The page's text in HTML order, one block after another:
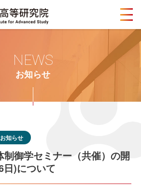
メ
ニ
ュ
ー
ボ
お知らせ
NEWS
お知らせ
御学セミナー（共催）の開
日)について